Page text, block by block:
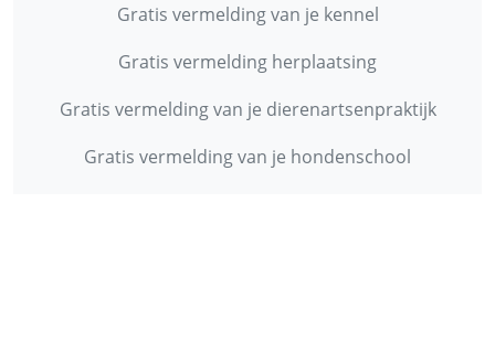
Gratis vermelding van je kennel
Gratis vermelding herplaatsing
Gratis vermelding van je dierenartsenpraktijk
Gratis vermelding van je hondenschool